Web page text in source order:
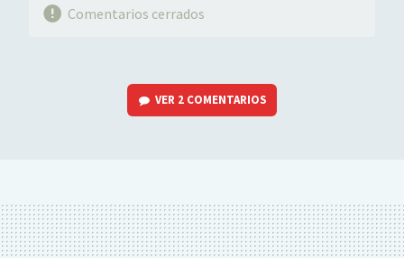
Comentarios cerrados
VER 2 COMENTARIOS